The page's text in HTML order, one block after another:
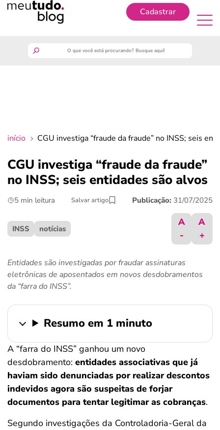
Cadastrar
crédito fácil
últimas notícias
ferramentas
início CGU investiga “fraude da fraude” no INSS; seis
CGU investiga “fraude da fraude”
no INSS; seis entidades são alvos
5 min leitura Salvar artigo Publicação: 31/07/2025
INSS notícias
A
-
A
+
Entidades são investigadas por fraudar assinaturas
eletrônicas de aposentados em novos desdobramentos
da “farra do INSS”.
Resumo em 1 minuto
A “farra do INSS” ganhou um novo
desdobramento: entidades associativas que já
haviam sido denunciadas por realizar descontos
indevidos agora são suspeitas de forjar
documentos para tentar legitimar as cobranças.
Segundo investigações da Controladoria-Geral da